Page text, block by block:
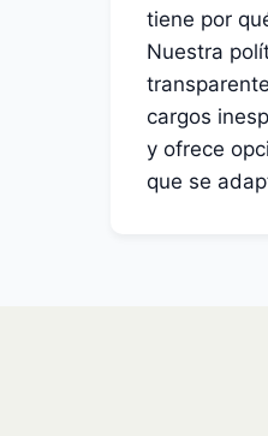
tiene por
Nuestra
cargos
y ofrece
que se